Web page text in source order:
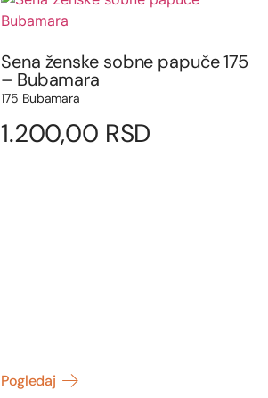
Sena ženske sobne papuče 175
– Bubamara
175 Bubamara
1.200,00 RSD
Pogledaj